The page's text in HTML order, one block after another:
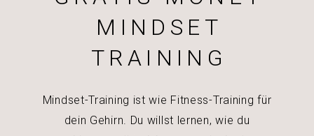
MINDSET
TRAINING
Mindset-Training ist wie Fitness-Training für
dein Gehirn. Du willst lernen, wie du